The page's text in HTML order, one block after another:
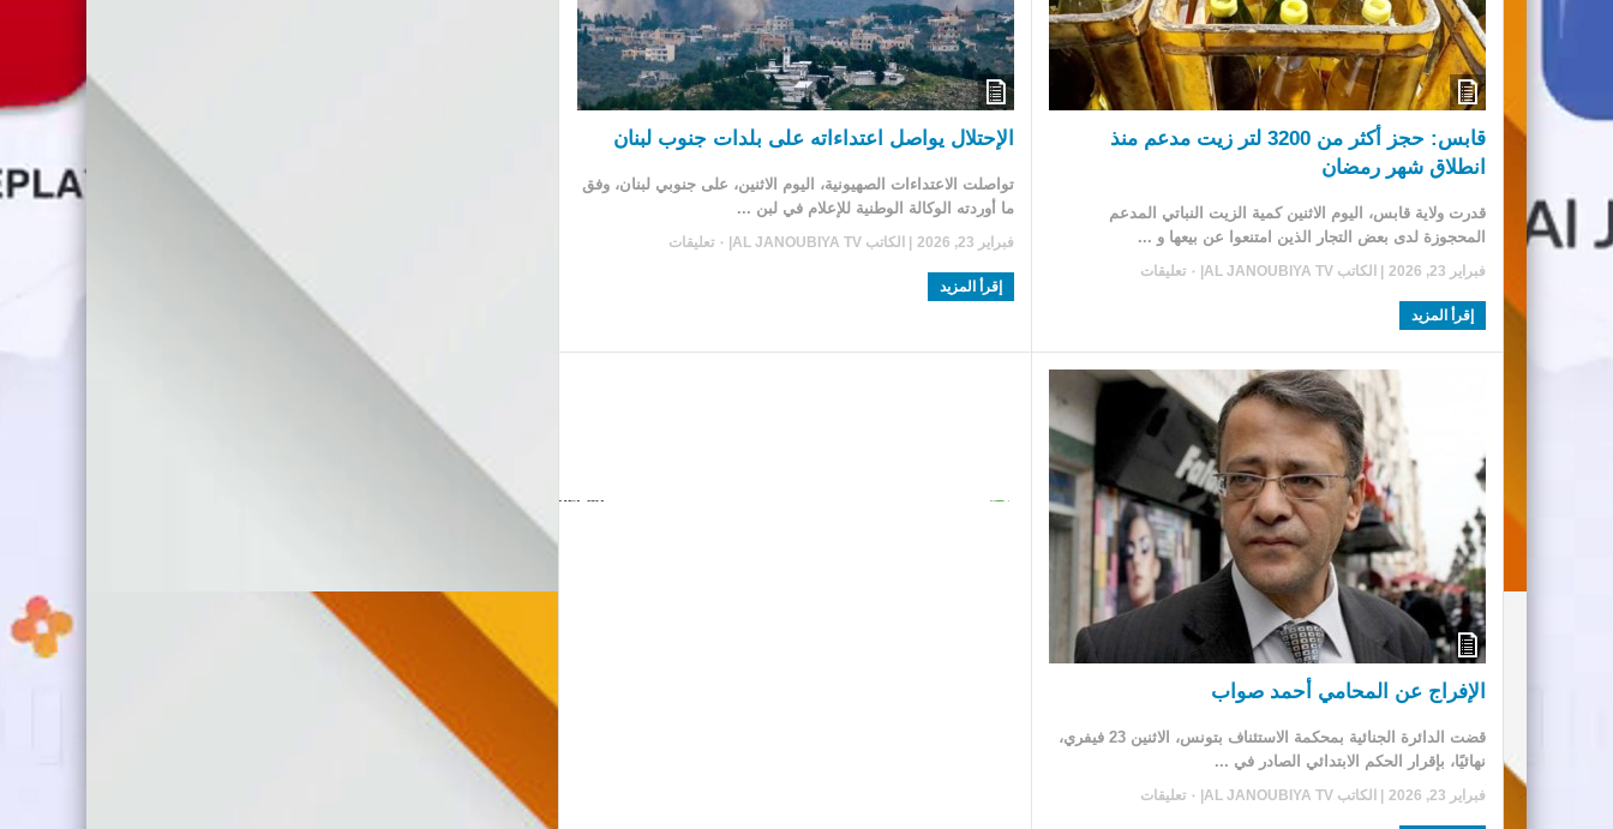
قابس: حجز أكثر من 3200 لتر زيت مدعم منذ
انطلاق شهر رمضان
قدرت ولاية قابس، اليوم الاثنين كمية الزيت النباتي المدعم
المحجوزة لدى بعض التجار الذين امتنعوا عن بيعها و ...
فبراير 23, 2026 | الكاتب AL JANOUBIYA TV
|
إقرأ المزيد
الإحتلال يواصل اعتداءاته على بلدات جنوب لبنان
تواصلت الاعتداءات الصهيونية، اليوم الاثنين، على جنوبي لبنان، وفق
ما أوردته الوكالة الوطنية للإعلام في لبن ...
فبراير 23, 2026 | الكاتب AL JANOUBIYA TV
|
إقرأ المزيد
الإفراج عن المحامي أحمد صواب
قضت الدائرة الجنائية بمحكمة الاستئناف بتونس، الاثنين 23 فيفري،
نهائيًا، بإقرار الحكم الابتدائي الصادر في ...
فبراير 23, 2026 | الكاتب AL JANOUBIYA TV
|